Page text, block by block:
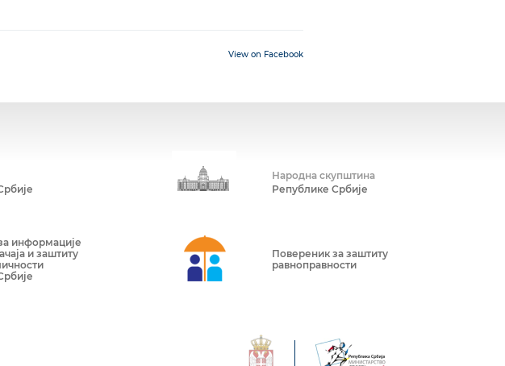
View on Facebook
Народна скупштина
Републике Србије
информације
и заштиту
Повереник за заштиту
равноправности